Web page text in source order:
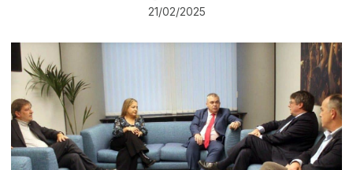
21/02/2025